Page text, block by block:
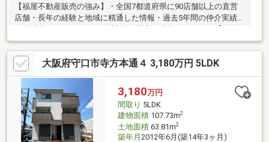
【福屋不動産販売の強み】・全国7都道府県に90店舗以上の直営
店舗・長年の経験と地域に精通した情報・過去5年間の仲介実績4
のおすすめポイント】■全居室に収納スペースがありますので、
スッキリとお使いいただけます。■２面バルコニー（南・東）に
つき、陽当たり＆通風良好です。■ロフトが２か所にございま
す。■LDKに床暖房が２か所ございます。■対面式のキッチンなの
で、ご家族とコミュニケーションをとりながらお料理ができます
ね。□建物面積に車庫面積約12.96平米を含みます。※お気軽にお
問い合わせください。
大阪府守口市寺方本通４ 3,180万円 5LDK
3,180万円
間取り 5LDK
建物面積107.73m2
土地面積63.81m2
築年月 2012年6月(築14年3ヶ月)